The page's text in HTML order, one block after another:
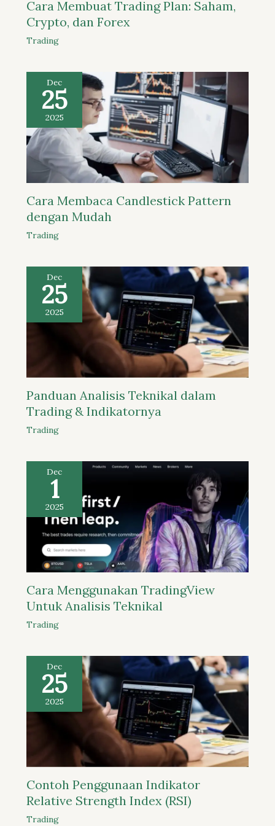
Cara Membuat Trading Plan: Saham,
Crypto, dan Forex
Trading
Dec
25
2025
Cara Membaca Candlestick Pattern
dengan Mudah
Trading
Dec
25
2025
Panduan Analisis Teknikal dalam
Trading & Indikatornya
Trading
Dec
1
2025
Cara Menggunakan TradingView
Untuk Analisis Teknikal
Trading
Dec
25
2025
Contoh Penggunaan Indikator
Relative Strength Index (RSI)
Trading